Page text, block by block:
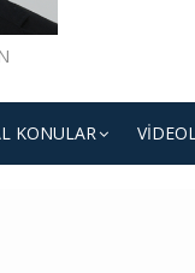
KONULAR